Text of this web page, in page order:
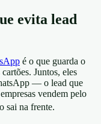
evita lead
é o que guarda o
Juntos, eles
— o lead que
vendem pelo
sai na frente.